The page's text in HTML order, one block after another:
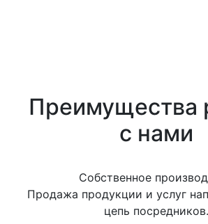
Преимущества
с нами
Собственное
Продажа продукции и услуг
цепь посредников.